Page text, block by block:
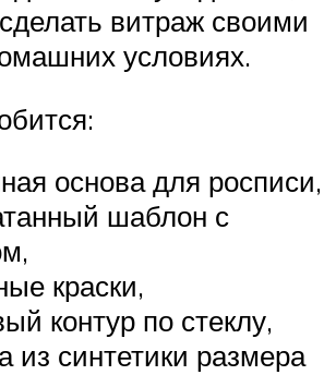
витраж своими
условиях.
основа для росписи,
шаблон с
краски,
контур по стеклу,
из синтетики размера